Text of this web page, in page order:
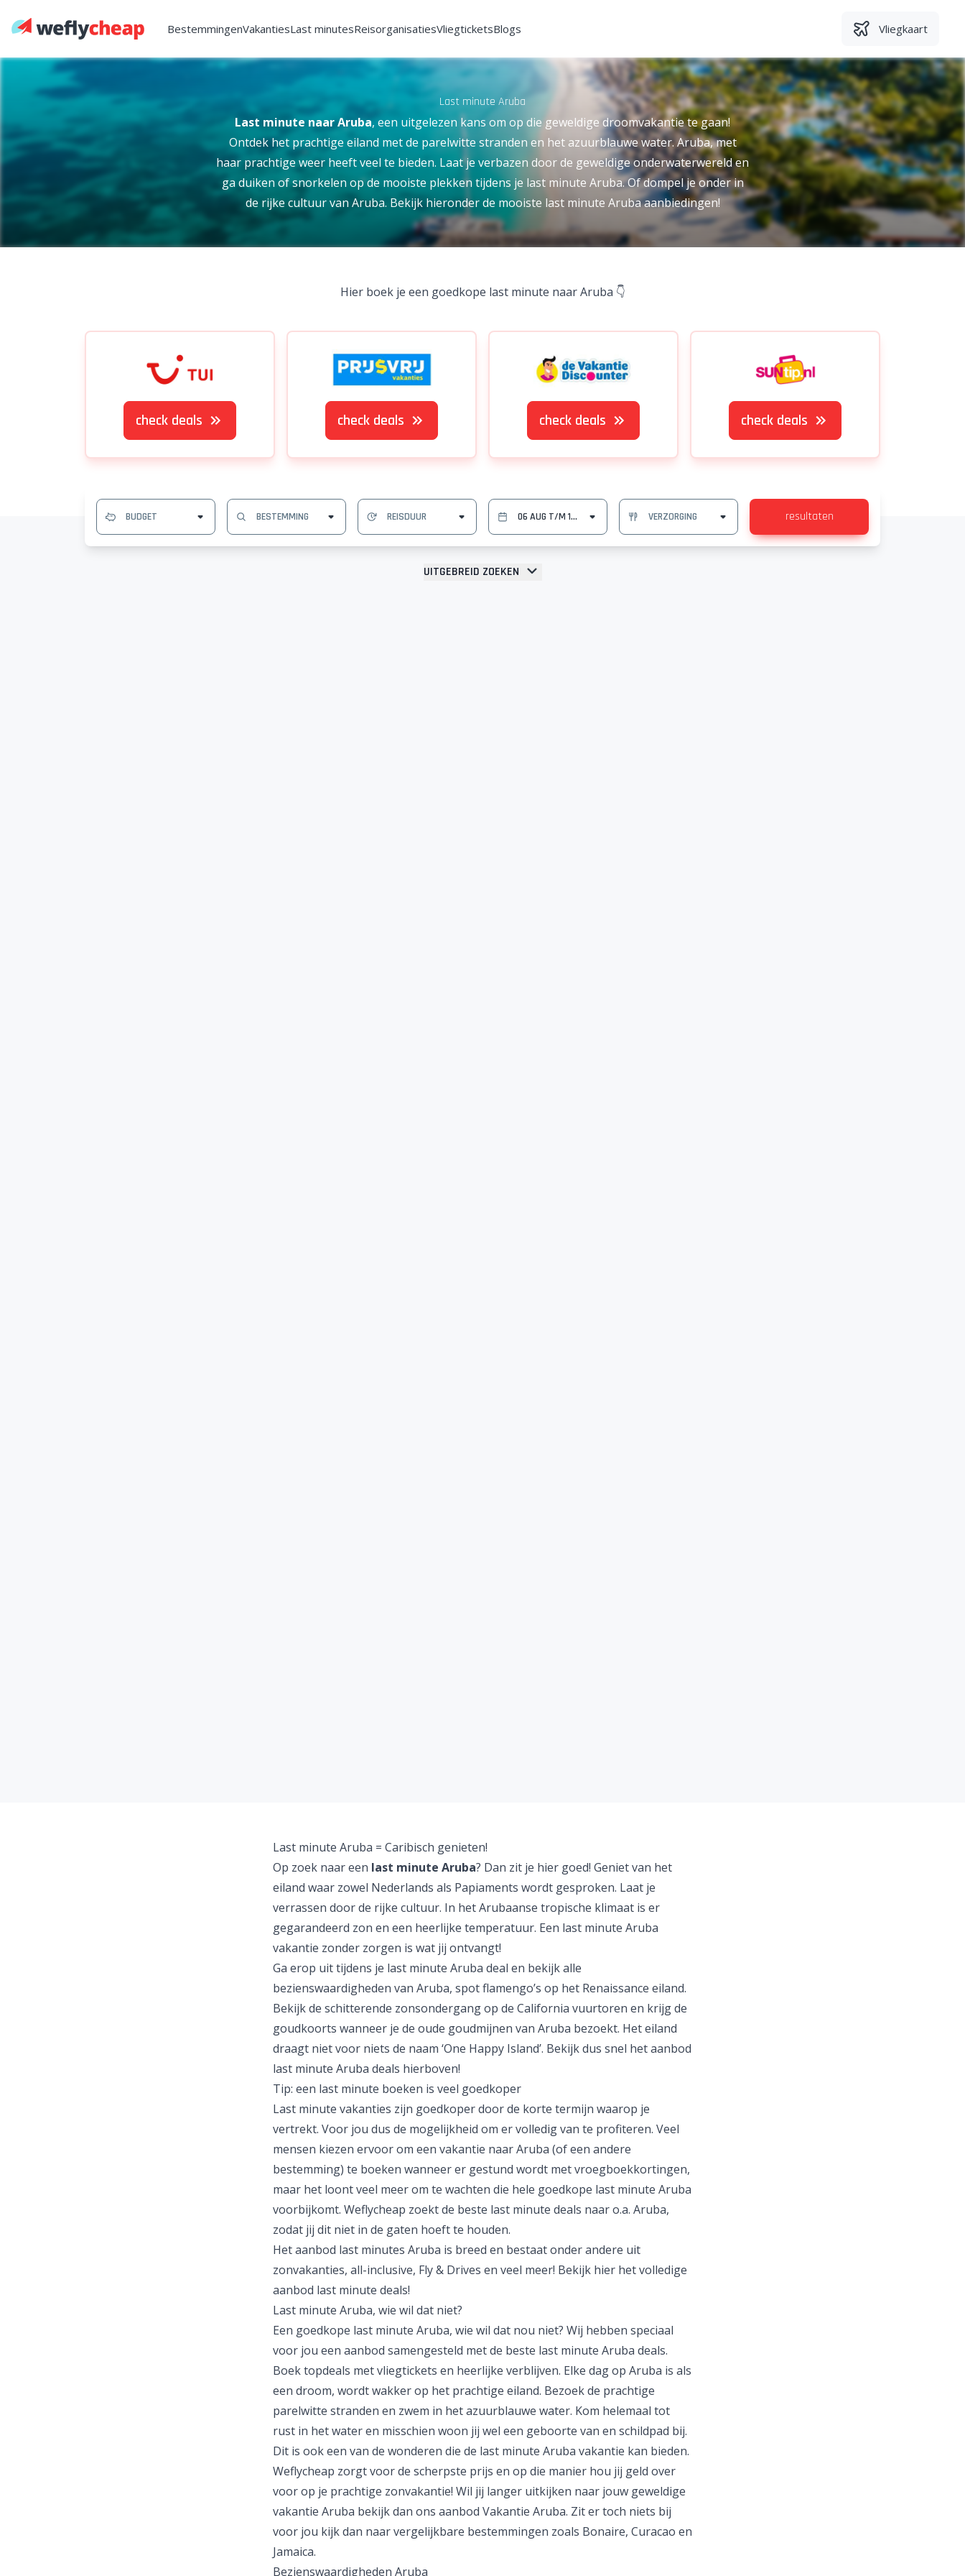
BestemmingenVakantiesLast minutesReisorganisatiesVliegticketsBlogs Vliegkaart
Last minute Aruba
Last minute naar Aruba, een uitgelezen kans om op die geweldige droomvakantie te gaan!
Ontdek het prachtige eiland met de parelwitte stranden en het azuurblauwe water. Aruba, met
haar prachtige weer heeft veel te bieden. Laat je verbazen door de geweldige onderwaterwereld en
ga duiken of snorkelen op de mooiste plekken tijdens je last minute Aruba. Of dompel je onder in
de rijke cultuur van Aruba. Bekijk hieronder de mooiste last minute Aruba aanbiedingen!
Hier boek je een goedkope last minute naar Aruba 👇
check deals check deals check deals check deals
resultaten
UITGEBREID ZOEKEN
Last minute Aruba = Caribisch genieten!
Op zoek naar een last minute Aruba? Dan zit je hier goed! Geniet van het
eiland waar zowel Nederlands als Papiaments wordt gesproken. Laat je
verrassen door de rijke cultuur. In het Arubaanse tropische klimaat is er
gegarandeerd zon en een heerlijke temperatuur. Een last minute Aruba
vakantie zonder zorgen is wat jij ontvangt!
Ga erop uit tijdens je last minute Aruba deal en bekijk alle
bezienswaardigheden van Aruba, spot flamengo’s op het Renaissance eiland.
Bekijk de schitterende zonsondergang op de California vuurtoren en krijg de
goudkoorts wanneer je de oude goudmijnen van Aruba bezoekt. Het eiland
draagt niet voor niets de naam ‘One Happy Island’. Bekijk dus snel het aanbod
last minute Aruba deals hierboven!
Tip: een last minute boeken is veel goedkoper
Last minute vakanties zijn goedkoper door de korte termijn waarop je
vertrekt. Voor jou dus de mogelijkheid om er volledig van te profiteren. Veel
mensen kiezen ervoor om een vakantie naar Aruba (of een andere
bestemming) te boeken wanneer er gestund wordt met vroegboekkortingen,
maar het loont veel meer om te wachten die hele goedkope last minute Aruba
voorbijkomt. Weflycheap zoekt de beste last minute deals naar o.a. Aruba,
zodat jij dit niet in de gaten hoeft te houden.
Het aanbod last minutes Aruba is breed en bestaat onder andere uit
zonvakanties, all-inclusive, Fly & Drives en veel meer! Bekijk hier het volledige
aanbod last minute deals!
Last minute Aruba, wie wil dat niet?
Een goedkope last minute Aruba, wie wil dat nou niet? Wij hebben speciaal
voor jou een aanbod samengesteld met de beste last minute Aruba deals.
Boek topdeals met vliegtickets en heerlijke verblijven. Elke dag op Aruba is als
een droom, wordt wakker op het prachtige eiland. Bezoek de prachtige
parelwitte stranden en zwem in het azuurblauwe water. Kom helemaal tot
rust in het water en misschien woon jij wel een geboorte van en schildpad bij.
Dit is ook een van de wonderen die de last minute Aruba vakantie kan bieden.
Weflycheap zorgt voor de scherpste prijs en op die manier hou jij geld over
voor op je prachtige zonvakantie! Wil jij langer uitkijken naar jouw geweldige
vakantie Aruba bekijk dan ons aanbod Vakantie Aruba. Zit er toch niets bij
voor jou kijk dan naar vergelijkbare bestemmingen zoals Bonaire, Curacao en
Jamaica.
Bezienswaardigheden Aruba